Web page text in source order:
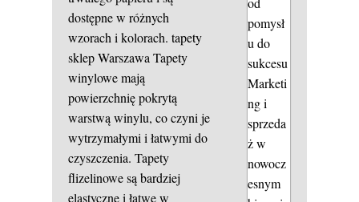
dostępne w różnych
wzorach i kolorach. tapety
sklep Warszawa Tapety
winylowe mają
powierzchnię pokrytą
warstwą winylu, co czyni je
wytrzymałymi i łatwymi do
czyszczenia. Tapety
flizelinowe są bardziej
elastyczne i łatwe w
pomysł
u do
sukcesu
Marketi
ng i
sprzeda
ż w
nowocz
esnym